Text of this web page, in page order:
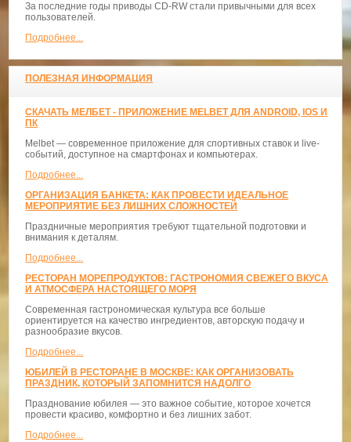
За последние годы приводы CD-RW стали привычными для всех
пользователей.
Подробнее...
ПОЛЕЗНАЯ ИНФОРМАЦИЯ
СКАЧАТЬ МЕЛБЕТ - ПРИЛОЖЕНИЕ MELBET ДЛЯ ANDROID, IOS И
ПК
Melbet — современное приложение для спортивных ставок и live-
событий, доступное на смартфонах и компьютерах.
Подробнее...
ОРГАНИЗАЦИЯ БАНКЕТА: КАК ПРОВЕСТИ ИДЕАЛЬНОЕ
МЕРОПРИЯТИЕ БЕЗ ЛИШНИХ СЛОЖНОСТЕЙ
Праздничные мероприятия требуют тщательной подготовки и
внимания к деталям.
Подробнее...
РЕСТОРАН МОРЕПРОДУКТОВ: ГАСТРОНОМИЯ СВЕЖЕГО ВКУСА
И АТМОСФЕРА НАСТОЯЩЕГО МОРЯ
Современная гастрономическая культура все больше
ориентируется на качество ингредиентов, авторскую подачу и
разнообразие вкусов.
Подробнее...
ЮБИЛЕЙ В РЕСТОРАНЕ В МОСКВЕ: КАК ОРГАНИЗОВАТЬ
ПРАЗДНИК, КОТОРЫЙ ЗАПОМНИТСЯ НАДОЛГО
Празднование юбилея — это важное событие, которое хочется
провести красиво, комфортно и без лишних забот.
Подробнее...